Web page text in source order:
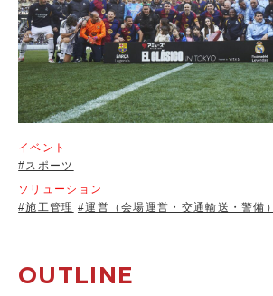
イベント
#スポーツ
ソリューション
#施工管理 #運営（会場運営・交通輸送・警備）
OUTLINE